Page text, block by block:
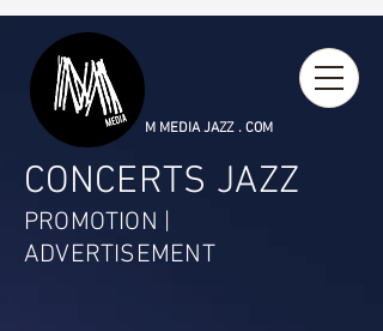
M MEDIA JAZZ . COM
CONCERTS JAZZ
PROMOTION |
ADVERTISEMENT